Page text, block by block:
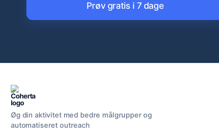
Prøv gratis i 7 dage
Øg din aktivitet med bedre målgrupper og
automatiseret outreach